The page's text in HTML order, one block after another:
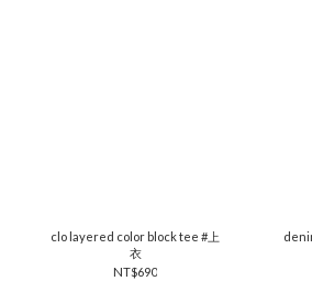
clo layered color block tee #上
衣
NT$690